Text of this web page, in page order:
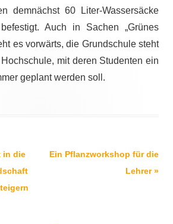
demnächst 60 Liter-Wassersäcke
Auch in Sachen „Grünes
es vorwärts, die Grundschule steht
mit deren Studenten ein
geplant werden soll.
in die
Ein Pflanzworkshop für die
Lehrer»